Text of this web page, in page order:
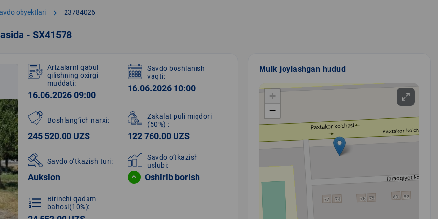
obyektlari chevron_right 23784026
- SX41578
Arizalarni qabul
qilishning oxirgi
muddati:
16.06.2026 09:00
Savdo boshlanish
vaqti:
16.06.2026 10:00
Boshlang‘ich narxi:
245 520.00 UZS
Zakalat puli miqdori
(50%) :
122 760.00 UZS
Savdo o‘tkazish turi:
Auksion
Savdo o‘tkazish
uslubi:
Oshirib borish
format_list_numbered
Birinchi qadam
bahosi(10%):
Mulk joylashgan hudud
+
−